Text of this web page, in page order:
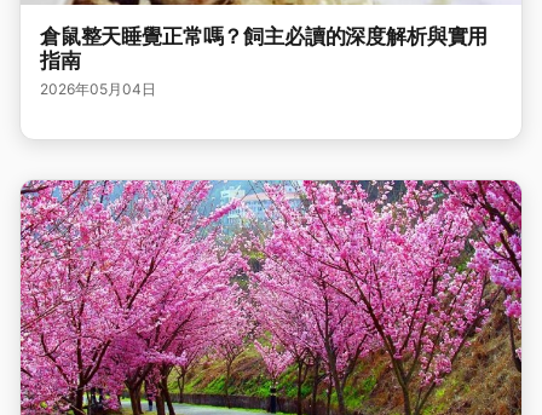
倉鼠整天睡覺正常嗎？飼主必讀的深度解析與實用
指南
2026年05月04日